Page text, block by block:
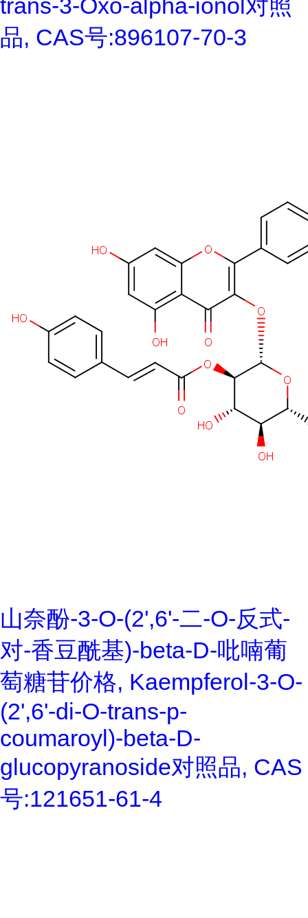
trans-3-Oxo-alpha-ionol对照
品, CAS号:896107-70-3
山奈酚-3-O-(2',6'-二-O-反式-
对-香豆酰基)-beta-D-吡喃葡
萄糖苷价格, Kaempferol-3-O-
(2',6'-di-O-trans-p-
coumaroyl)-beta-D-
glucopyranoside对照品, CAS
号:121651-61-4